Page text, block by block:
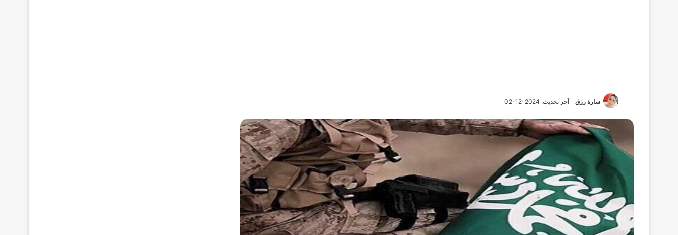
سارة رزق آخر تحديث: 2024-12-02